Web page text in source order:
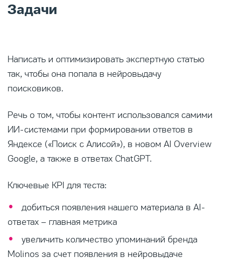
Задачи
Написать и оптимизировать экспертную статью
так, чтобы она попала в нейровыдачу
поисковиков.
Речь о том, чтобы контент использовался самими
ИИ-системами при формировании ответов в
Яндексе («Поиск с Алисой»), в новом AI Overview
Google, а также в ответах ChatGPT.
Ключевые KPI для теста:
добиться появления нашего материала в AI-
ответах – главная метрика
увеличить количество упоминаний бренда
Molinos за счет появления в нейровыдаче